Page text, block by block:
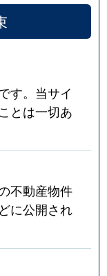
す。当サイ
とは一切あ
不動産物件
に公開され